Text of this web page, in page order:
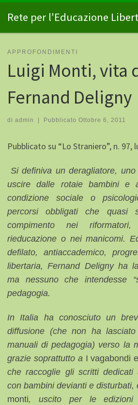
Passa al contenuto
Rete per l'Educazione
APPROFONDIMENTI
Luigi Monti, vita
Fernand Deligny
di admin Pubblicato Ottobre 6, 2011
Pubblicato su “Lo Straniero”, n. 97,
Si definiva un deragliatore,
uscire dalle rotaie bambini e
condizione sociale o
percorsi obbligati che quasi
compimento nei
rieducazione o nei manicomi.
defilato, antiaccademico,
libertaria, Fernand Deligny ha
ma nessuno che intendesse
pedagogia.
In Italia ha conosciuto un
diffusione (che non ha
manuali di pedagogia) verso la
grazie soprattutto a I vagabondi
che raccoglie gli scritti dedicati
con bambini devianti e disturbati,
monti, uscito per le edizioni